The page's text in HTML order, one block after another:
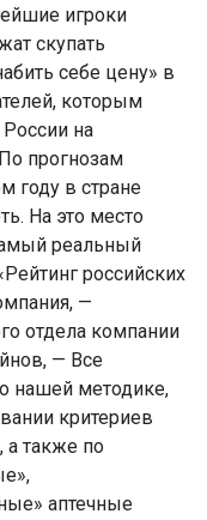
игроки
скупать
себе цену» в
которым
на
прогнозам
году в стране
На это место
реальный
российских
—
отдела компании
— Все
нашей методике,
критериев
а также по
аптечные